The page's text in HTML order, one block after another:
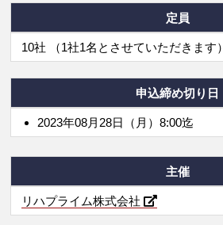
定員
10社 （1社1名とさせていただきます）
申込締め切り日
2023年08月28日（月）8:00迄
主催
リハプライム株式会社